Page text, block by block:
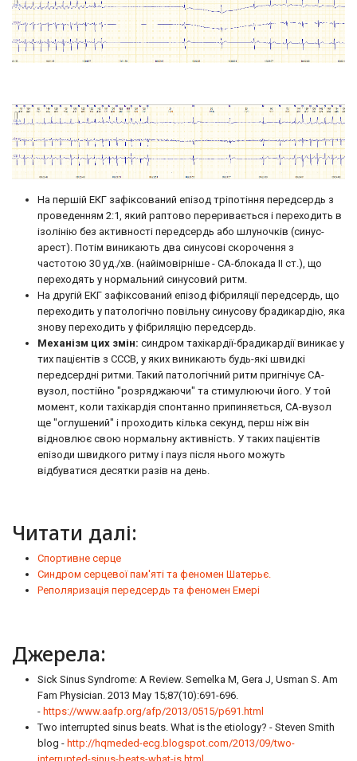
На першій ЕКГ зафіксований епізод тріпотіння передсердь з
проведенням 2:1, який раптово переривається і переходить в
ізолінію без активності передсердь або шлуночків (синус-
арест). Потім виникають два синусові скорочення з
частотою 30 уд./хв. (найімовірніше - СА-блокада II ст.), що
переходять у нормальний синусовий ритм.
На другій ЕКГ зафіксований епізод фібриляції передсердь, що
переходить у патологічно повільну синусову брадикардію, яка
знову переходить у фібриляцію передсердь.
Механізм цих змін: синдром тахікардії-брадикардії виникає у
тих пацієнтів з СССВ, у яких виникають будь-які швидкі
передсердні ритми. Такий патологічний ритм пригнічує СА-
вузол, постійно "розряджаючи" та стимулюючи його. У той
момент, коли тахікардія спонтанно припиняється, СА-вузол
ще "оглушений" і проходить кілька секунд, перш ніж він
відновлює свою нормальну активність. У таких пацієнтів
епізоди швидкого ритму і пауз після нього можуть
відбуватися десятки разів на день.
Читати далі:
Спортивне серце
Синдром серцевої пам'яті та феномен Шатерьє.
Реполяризація передсердь та феномен Емері
Джерела:
Sick Sinus Syndrome: A Review. Semelka M, Gera J, Usman S. Am
Fam Physician. 2013 May 15;87(10):691-696.
- https://www.aafp.org/afp/2013/0515/p691.html
Two interrupted sinus beats. What is the etiology? - Steven Smith
blog - http://hqmeded-ecg.blogspot.com/2013/09/two-